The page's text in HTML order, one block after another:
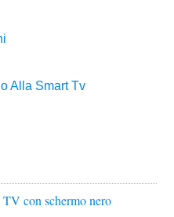
TV con schermo nero